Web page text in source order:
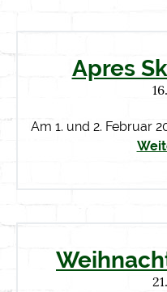
Apres
Am 1. und 2. Februar